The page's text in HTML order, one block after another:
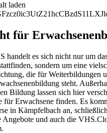
laden
für
handelt es sich nicht nur um
sondern um eine
die für Weiterbildungen
steht.
Bildung lassen sich hier
für Erwachsene finden. Es
in Kämpfelbach an,
Angebote und auch die